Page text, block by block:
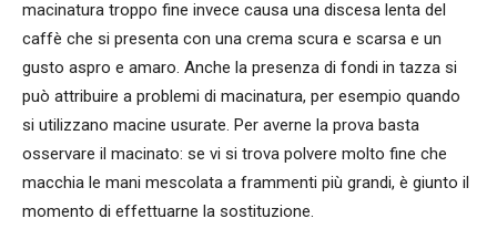
macinatura troppo fine invece causa una discesa lenta del
caffè che si presenta con una crema scura e scarsa e un
gusto aspro e amaro. Anche la presenza di fondi in tazza si
può attribuire a problemi di macinatura, per esempio quando
si utilizzano macine usurate. Per averne la prova basta
osservare il macinato: se vi si trova polvere molto fine che
macchia le mani mescolata a frammenti più grandi, è giunto il
momento di effettuarne la sostituzione.